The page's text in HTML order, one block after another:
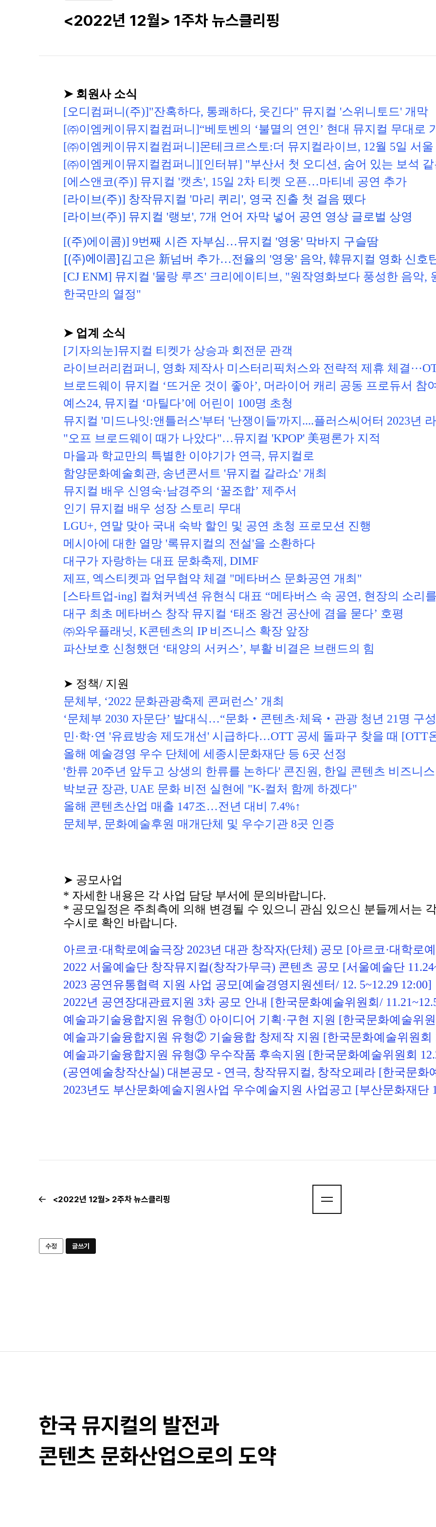
<2022년 12월> 1주차 뉴스클리핑
➤ 회원사 소식
[오디컴퍼니(주)]"잔혹하다, 통쾌하다, 웃긴다" 뮤지컬 '스위니토드' 개막
[㈜이엠케이뮤지컬컴퍼니]“베토벤의 ‘불멸의 연인’ 현대 뮤지컬 무대로
[㈜이엠케이뮤지컬컴퍼니]몬테크르스토:더 뮤지컬라이브, 12월 5일 서
[㈜이엠케이뮤지컬컴퍼니][인터뷰] "부산서 첫 오디션, 숨어 있는 보석
[에스앤코(주)] 뮤지컬 '캣츠', 15일 2차 티켓 오픈…마티네 공연 추가
[라이브(주)] 창작뮤지컬 '마리 퀴리', 영국 진출 첫 걸음 뗐다
[라이브(주)] 뮤지컬 '랭보', 7개 언어 자막 넣어 공연 영상 글로벌 상영
[(주)에이콤)] 9번째 시즌 자부심…뮤지컬 '영웅' 막바지 구슬땀
[(주)에이콤]김고은 新넘버 추가…전율의 '영웅' 음악, 韓뮤지컬 영화 신호
[CJ ENM] 뮤지컬 '물랑 루즈' 크리에이티브, "원작영화보다 풍성한 음악,
한국만의 열정"
➤ 업계 소식
[기자의눈]뮤지컬 티켓가 상승과 회전문 관객
라이브러리컴퍼니, 영화 제작사 미스터리픽처스와 전략적 제휴 체결
브로드웨이 뮤지컬 ‘뜨거운 것이 좋아’, 머라이어 캐리 공동 프로듀서 참여
예스24, 뮤지컬 ‘마틸다’에 어린이 100명 초청
뮤지컬 '미드나잇:앤틀러스'부터 '난쟁이들'까지....플러스씨어터 2023년
"오프 브로드웨이 때가 나았다"…뮤지컬 'KPOP' 美평론가 지적
마을과 학교만의 특별한 이야기가 연극, 뮤지컬로
함양문화예술회관, 송년콘서트 '뮤지컬 갈라쇼' 개최
뮤지컬 배우 신영숙·남경주의 ‘꿀조합’ 제주서
인기 뮤지컬 배우 성장 스토리 무대
LGU+, 연말 맞아 국내 숙박 할인 및 공연 초청 프로모션 진행
메시아에 대한 열망 '록뮤지컬의 전설'을 소환하다
대구가 자랑하는 대표 문화축제, DIMF
제프, 엑스티켓과 업무협약 체결 "메타버스 문화공연 개최"
[스타트업-ing] 컬쳐커넥션 유현식 대표 “메타버스 속 공연, 현장의 소리
대구 최초 메타버스 창작 뮤지컬 ‘태조 왕건 공산에 겸을 묻다’ 호평
㈜와우플래닛, K콘텐츠의 IP 비즈니스 확장 앞장
파산보호 신청했던 ‘태양의 서커스’, 부활 비결은 브랜드의 힘
➤ 정책/ 지원
문체부, ‘2022 문화관광축제 콘퍼런스’ 개최
‘문체부 2030 자문단’ 발대식…“문화‧콘텐츠·체육‧관광 청년 21명 구
민·학·연 '유료방송 제도개선' 시급하다…OTT 공세 돌파구 찾을 때 [OTT
올해 예술경영 우수 단체에 세종시문화재단 등 6곳 선정
'한류 20주년 앞두고 상생의 한류를 논하다' 콘진원, 한일 콘텐츠 비즈니
박보균 장관, UAE 문화 비전 실현에 "K-컬처 함께 하겠다"
올해 콘텐츠산업 매출 147조…전년 대비 7.4%↑
문체부, 문화예술후원 매개단체 및 우수기관 8곳 인증
➤ 공모사업
* 자세한 내용은 각 사업 담당 부서에 문의바랍니다.
* 공모일정은 주최측에 의해 변경될 수 있으니 관심 있으신 분들께서는
수시로 확인 바랍니다.
아르코·대학로예술극장 2023년 대관 창작자(단체) 공모 [아르코·대학로
2022 서울예술단 창작뮤지컬(창작가무극) 콘텐츠 공모 [서울예술단
2023 공연유통협력 지원 사업 공모[예술경영지원센터/ 12. 5~12.29 12:00]
2022년 공연장대관료지원 3차 공모 안내 [한국문화예술위원회/
예술과기술융합지원 유형① 아이디어 기획·구현 지원 [한국문화예술위원
예술과기술융합지원 유형② 기술융합 창제작 지원 [한국문화예술위원회
예술과기술융합지원 유형③ 우수작품 후속지원 [한국문화예술위원회
(공연예술창작산실) 대본공모 - 연극, 창작뮤지컬, 창작오페라 [한국문화
2023년도 부산문화예술지원사업 우수예술지원 사업공고 [부산문화재단
<2022년 12월> 2주차 뉴스클리핑
수정 글쓰기
한국 뮤지컬의 발전과
콘텐츠 문화산업으로의 도약